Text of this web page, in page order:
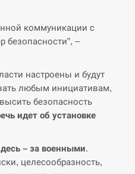
в аеропорту Лейпцига
з…
в МИДе
на…
військові
вторгнення з…
коммуникации с
безопасности”, –
настроены и будут
любым инициативам,
безопасность
идет об установке
– за военными.
целесообразность,